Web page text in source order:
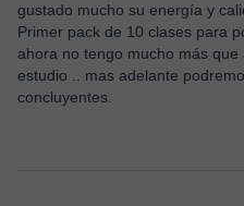
gustado mucho su energía y
Primer pack de 10 clases para
ahora no tengo mucho más
estudio .. mas adelante
concluyentes.